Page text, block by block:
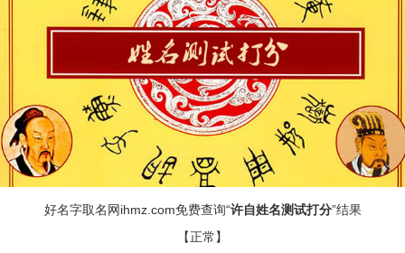
好名字取名网ihmz.com免费查询“许自姓名测试打分”结果
【正常】